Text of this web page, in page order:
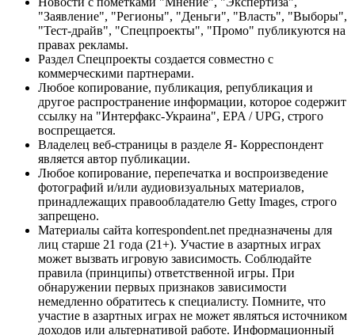
"Заявление", "Регионы", "Деньги", "Власть", "Выборы",
"Тест-драйв", "Спецпроекты", "Промо" публикуются на
правах рекламы.
Раздел Спецпроекты создается совместно с
коммерческими партнерами.
Любое копирование, публикация, републикация и
другое распространение информации, которое содержит
ссылку на "Интерфакс-Украина", EPA / UPG, строго
воспрещается.
Владелец веб-страницы в разделе Я- Корреспондент
является автор публикации.
Любое копирование, перепечатка и воспроизведение
фотографий и/или аудиовизуальных материалов,
принадлежащих правообладателю Getty Images, строго
запрещено.
Материалы сайта korrespondent.net предназначены для
лиц старше 21 года (21+). Участие в азартных играх
может вызвать игровую зависимость. Соблюдайте
правила (принципы) ответственной игры. При
обнаружении первых признаков зависимости
немедленно обратитесь к специалисту. Помните, что
участие в азартных играх не может являться источником
доходов или альтернативой работе. Информационный